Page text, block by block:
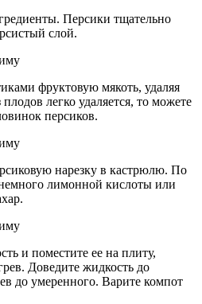
Персики тщательно
слой.
фруктовую мякоть, удаляя
легко удаляется, то можете
персиков.
нарезку в кастрюлю. По
лимонной кислоты или
и поместите ее на плиту,
Доведите жидкость до
до умеренного. Варите компот